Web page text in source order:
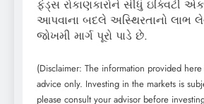
ફંડ્સ રોકાણકારોને સીધું ઇક્વિટી
આપવાના બદલે અસ્થિરતાનો લાભ
જોખમી માર્ગ પૂરો પાડે છે.
(Disclaimer: The information provided
advice only. Investing in the markets is
please consult your advisor before